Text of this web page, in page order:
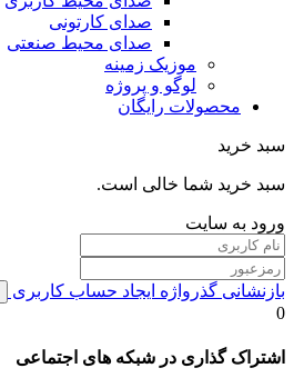
صدای کارتونی
صدای محیط صنعتی
موزیک زمینه
لوگو و پروژه
محصولات رایگان
سبد خرید
سبد خرید شما خالی است.
ورود به سایت
بازنشانی گذرواژه ایجاد حساب کاربری
0
اشتراک گذاری در شبکه های اجتماعی